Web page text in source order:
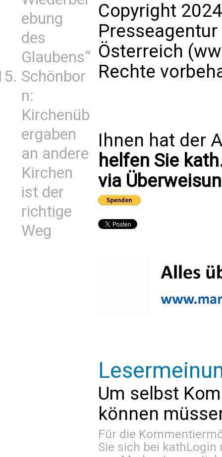
ebung
des
Glaubens“
Schönbor
n:
Kirchenüb
ergaben
an andere
Kirchen
ist der
richtige
Weg
Copyright
Presseagentur
Österreich
Rechte
Ihnen hat der
helfen Sie
via
Um selbst
können
Für die
Sie sich bei kathLogin